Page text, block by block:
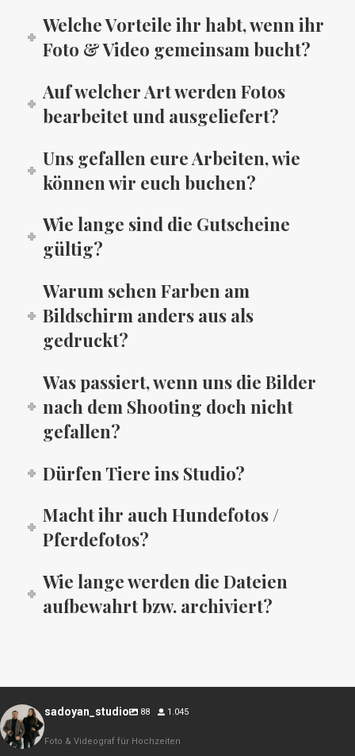
Welche Vorteile ihr habt, wenn ihr
Foto & Video gemeinsam bucht?
Auf welcher Art werden Fotos
bearbeitet und ausgeliefert?
Uns gefallen eure Arbeiten, wie
können wir euch buchen?
Wie lange sind die Gutscheine
gültig?
Warum sehen Farben am
Bildschirm anders aus als
gedruckt?
Was passiert, wenn uns die Bilder
nach dem Shooting doch nicht
gefallen?
Dürfen Tiere ins Studio?
Macht ihr auch Hundefotos /
Pferdefotos?
Wie lange werden die Dateien
aufbewahrt bzw. archiviert?
sadoyan_studio 88 1.045
Foto & Videograf für Hochzeiten